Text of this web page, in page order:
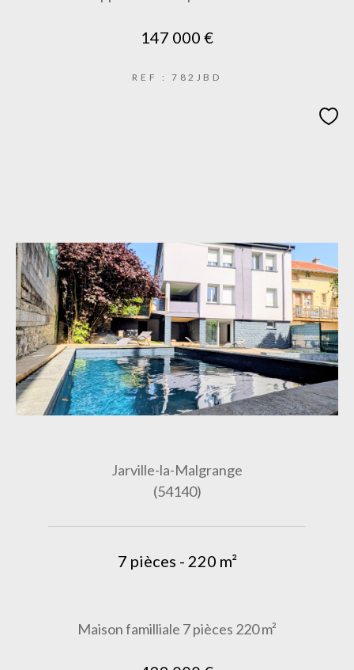
147 000 €
REF : 782JBD
Jarville-la-Malgrange
(54140)
7 pièces - 220 m²
Maison familliale 7 pièces 220 m²